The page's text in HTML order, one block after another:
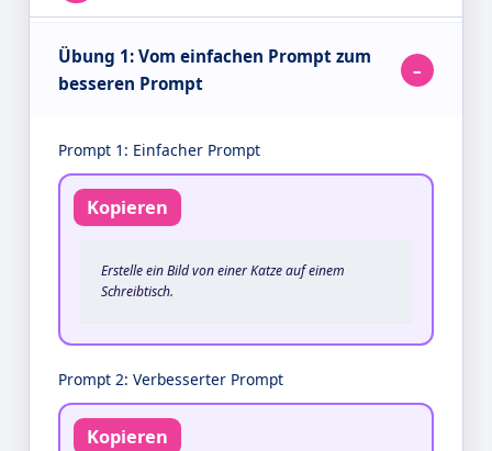
Übung 1: Vom einfachen Prompt zum
besseren Prompt
Prompt 1: Einfacher Prompt
Kopieren
Erstelle ein Bild von einer Katze auf einem
Schreibtisch.
Prompt 2: Verbesserter Prompt
Kopieren